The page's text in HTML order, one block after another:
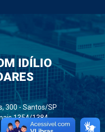
IDÍLIO
300 - Santos/SP
1354/1384